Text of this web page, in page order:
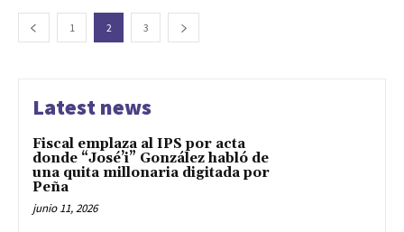
1 2 3
Latest news
Fiscal emplaza al IPS por acta
donde “José’i” González habló de
una quita millonaria digitada por
Peña
junio 11, 2026